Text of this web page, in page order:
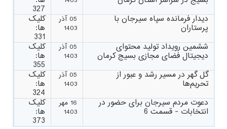
327
دیدار فرمانده سپاه سيرجان با
پرستاران
05 آذر
1403
کلیک
ها:
331
ششمین رویداد تولید محتوای
دیجیتال فضای مجازی بسیج کرمان
05 آذر
1403
کلیک
ها:
355
گل گهر در مسیر رشد و عبور از
تحریم‌ها
05 آذر
1403
کلیک
ها:
324
دعوت مردم سیرجان برای حضور در
انتخابات - قسمت 6
16 مهر
1403
کلیک
ها:
373